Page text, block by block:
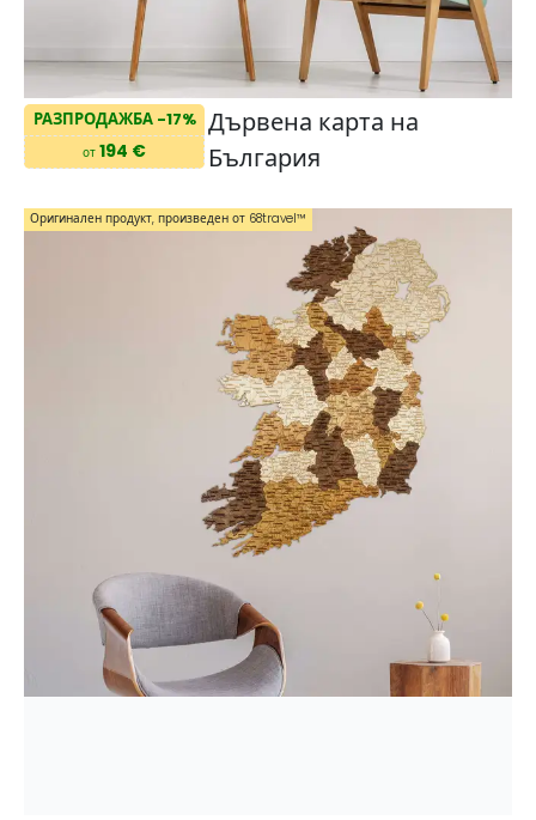
РАЗПРОДАЖБА -17%
от 194 €
Дървена карта на
България
Оригинален продукт, произведен от 68travel™️